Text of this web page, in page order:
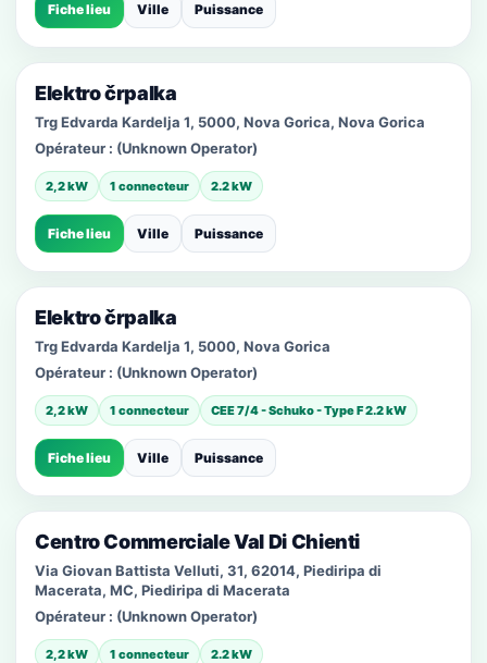
Fiche lieu Ville Puissance
Elektro črpalka
Trg Edvarda Kardelja 1, 5000, Nova Gorica, Nova Gorica
Opérateur : (Unknown Operator)
2,2 kW 1 connecteur 2.2 kW
Fiche lieu Ville Puissance
Elektro črpalka
Trg Edvarda Kardelja 1, 5000, Nova Gorica
Opérateur : (Unknown Operator)
2,2 kW 1 connecteur CEE 7/4 - Schuko - Type F 2.2 kW
Fiche lieu Ville Puissance
Centro Commerciale Val Di Chienti
Via Giovan Battista Velluti, 31, 62014, Piediripa di
Macerata, MC, Piediripa di Macerata
Opérateur : (Unknown Operator)
2,2 kW 1 connecteur 2.2 kW